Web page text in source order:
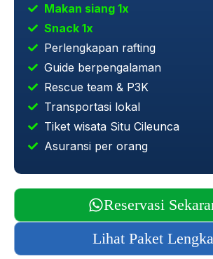
Makan siang 1x
Snack 1x
Perlengkapan rafting
Guide berpengalaman
Rescue team & P3K
Transportasi lokal
Tiket wisata Situ Cileunca
Asuransi per orang
Reservasi
Lihat Paket